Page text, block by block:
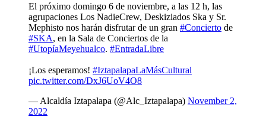
El próximo domingo 6 de noviembre, a las 12 h, las
agrupaciones Los NadieCrew, Deskiziados Ska y Sr.
Mephisto nos harán disfrutar de un gran #Concierto de
#SKA, en la Sala de Conciertos de la
#UtopíaMeyehualco. #EntradaLibre
¡Los esperamos! #IztapalapaLaMásCultural
pic.twitter.com/DxJ6UoV4O8
— Alcaldía Iztapalapa (@Alc_Iztapalapa) November 2,
2022